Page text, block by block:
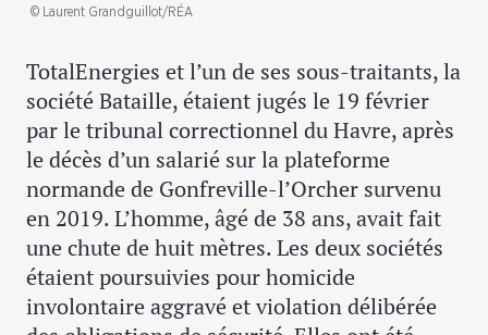
© Laurent Grandguillot/RÉA
TotalEnergies et l’un de ses sous-traitants, la
société Bataille, étaient jugés le 19 février
par le tribunal correctionnel du Havre, après
le décès d’un salarié sur la plateforme
normande de Gonfreville-l’Orcher survenu
en 2019. L’homme, âgé de 38 ans, avait fait
une chute de huit mètres. Les deux sociétés
étaient poursuivies pour homicide
involontaire aggravé et violation délibérée